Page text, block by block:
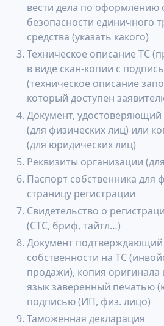
вести дела по оформлению
безопасности единичного
средства (указать какого)
Техническое описание ТС
в виде скан-копии с
(техническое описание
который доступен
Документ, удостоверяющий
(для физических лиц) или
(для юридических лиц)
Реквизиты организации
Паспорт собственника для
страницу регистрации
Свидетельство о
(СТС, бриф, тайтл…)
Документ подтверждающий
собственности на ТС
продажи), копия оригинала
язык заверенный печатью
подписью (ИП, физ. лицо)
Таможенная декларация